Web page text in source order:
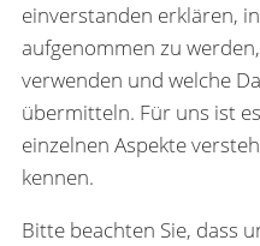
einverstanden erklären,
aufgenommen zu
verwenden und welche
übermitteln. Für uns ist
einzelnen Aspekte
kennen.
Bitte beachten Sie, dass